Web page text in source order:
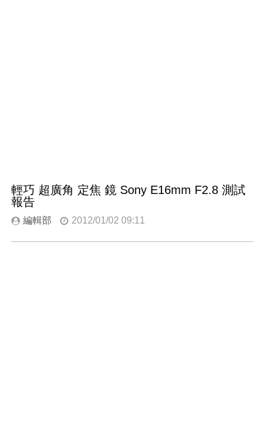
輕巧 超廣角 定焦 鏡 Sony E16mm F2.8 測試
報告
編輯部 2012/01/02 09:11